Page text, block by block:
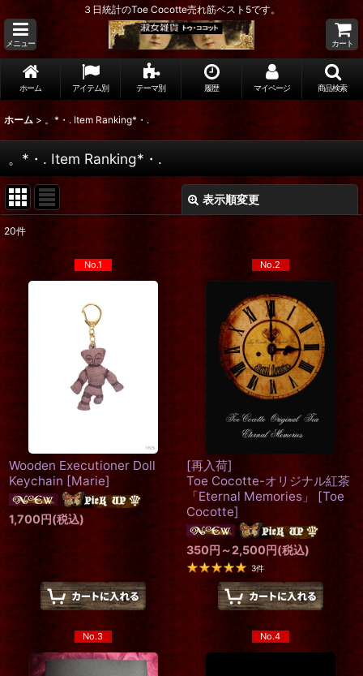
３日統計のToe Cocotte売れ筋ベスト5です。
メニュー カート
ホーム アイテム別 テーマ別 履歴 マイページ 商品検索
ホーム > 。*・. Item Ranking*・.
。*・. Item Ranking*・.
表示順変更
20件
No.1
Wooden Executioner Doll
Keychain [Marie]
1,700円(税込)
No.2
[再入荷]
Toe Cocotte-オリジナル紅茶
「Eternal Memories」
[Toe
Cocotte]
350円 ～2,500円(税込)
3件
No.3 No.4